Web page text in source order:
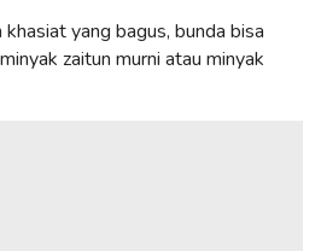
yang bagus, bunda bisa
zaitun murni atau minyak